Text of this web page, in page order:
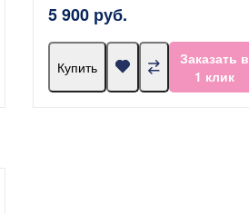
5 900 руб.
Купить
Заказать в
1 клик